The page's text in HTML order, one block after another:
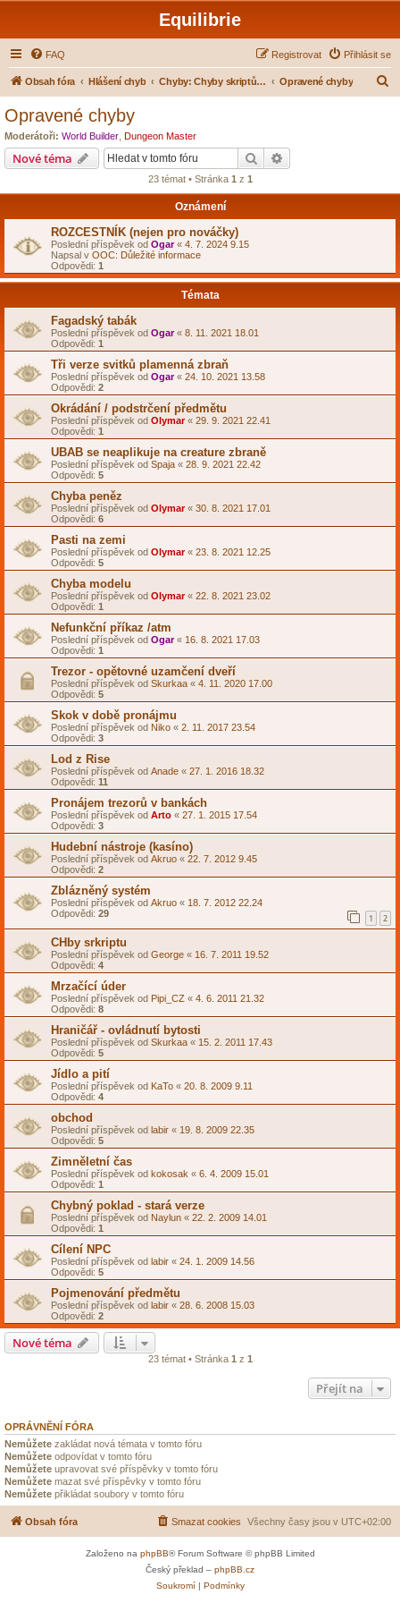
Equilibrie
FAQ Přihlásit se
Registrovat
Obsah fóra Hlášení chyb Chyby: Chyby skriptů a systémů Opravené chyby
Opravené chyby
Moderátoři: World Builder Dungeon Master
Nové téma Hledat
23 témat • Stránka 1 z 1
Oznámení
ROZCESTNÍK (nejen pro nováčky)
Poslední příspěvek od Ogar« 4. 7. 2024 9.15
Napsal v OOC: Důležité informace
Odpovědi: 1
Témata
Fagadský tabák
Poslední příspěvek od Ogar« 8. 11. 2021 18.01
Odpovědi: 1
Tři verze svitků plamenná zbraň
Poslední příspěvek od Ogar« 24. 10. 2021 13.58
Odpovědi: 2
Okrádání / podstrčení předmětu
Poslední příspěvek od Olymar« 29. 9. 2021 22.41
Odpovědi: 1
UBAB se neaplikuje na creature zbraně
Poslední příspěvek od Spaja « 28. 9. 2021 22.42
Odpovědi: 5
Chyba peněz
Poslední příspěvek od Olymar« 30. 8. 2021 17.01
Odpovědi: 6
Pasti na zemi
Poslední příspěvek od Olymar« 23. 8. 2021 12.25
Odpovědi: 5
Chyba modelu
Poslední příspěvek od Olymar« 22. 8. 2021 23.02
Odpovědi: 1
Nefunkční příkaz /atm
Poslední příspěvek od Ogar« 16. 8. 2021 17.03
Odpovědi: 1
Trezor - opětovné uzamčení dveří
Poslední příspěvek od Skurkaa « 4. 11. 2020 17.00
Odpovědi: 5
Skok v době pronájmu
Poslední příspěvek od Niko « 2. 11. 2017 23.54
Odpovědi: 3
Lod z Rise
Poslední příspěvek od Anade « 27. 1. 2016 18.32
Odpovědi: 11
Pronájem trezorů v bankách
Poslední příspěvek od Arto « 27. 1. 2015 17.54
Odpovědi: 3
Hudební nástroje (kasíno)
Poslední příspěvek od Akruo « 22. 7. 2012 9.45
Odpovědi: 2
Zblázněný systém
Poslední příspěvek od Akruo « 18. 7. 2012 22.24
Odpovědi: 29 1 2
CHby srkriptu
Poslední příspěvek od George « 16. 7. 2011 19.52
Odpovědi: 4
Mrzačící úder
Poslední příspěvek od Pipi_CZ « 4. 6. 2011 21.32
Odpovědi: 8
Hraničář - ovládnutí bytosti
Poslední příspěvek od Skurkaa « 15. 2. 2011 17.43
Odpovědi: 5
Jídlo a pití
Poslední příspěvek od KaTo « 20. 8. 2009 9.11
Odpovědi: 4
obchod
Poslední příspěvek od labir « 19. 8. 2009 22.35
Odpovědi: 5
Zimněletní čas
Poslední příspěvek od kokosak « 6. 4. 2009 15.01
Odpovědi: 1
Chybný poklad - stará verze
Poslední příspěvek od Naylun « 22. 2. 2009 14.01
Odpovědi: 1
Cílení NPC
Poslední příspěvek od labir « 24. 1. 2009 14.56
Odpovědi: 5
Pojmenování předmětu
Poslední příspěvek od labir « 28. 6. 2008 15.03
Odpovědi: 2
Nové téma
23 témat • Stránka 1 z 1
Přejít na
OPRÁVNĚNÍ FÓRA
Nemůžete zakládat nová témata v tomto fóru
Nemůžete odpovídat v tomto fóru
Nemůžete upravovat své příspěvky v tomto fóru
Nemůžete mazat své příspěvky v tomto fóru
Nemůžete přikládat soubory v tomto fóru
Obsah fóra Všechny časy jsou v UTC+02:00
Smazat cookies
Založeno na phpBB® Forum Software © phpBB Limited
Český překlad – phpBB.cz
Soukromí| Podmínky